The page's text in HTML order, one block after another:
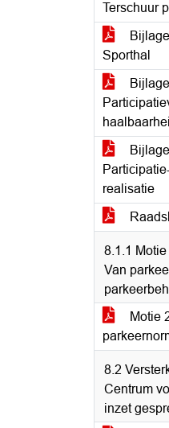
Terschuur
Sporthal
realisatie
8.1.1
Van
Motie
8.2
Centrum
inzet